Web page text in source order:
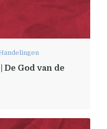
De God van de